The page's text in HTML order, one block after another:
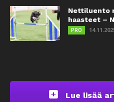
Nettiluento
haasteet –
PRO
Lue lisää